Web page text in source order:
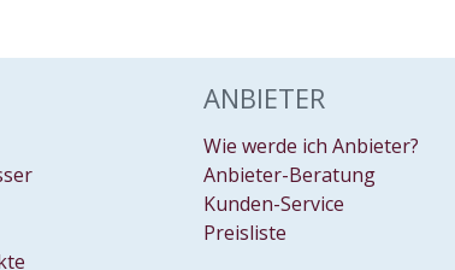
ANBIETER
Wie werde ich Anbieter?
Anbieter-Beratung
Kunden-Service
Preisliste